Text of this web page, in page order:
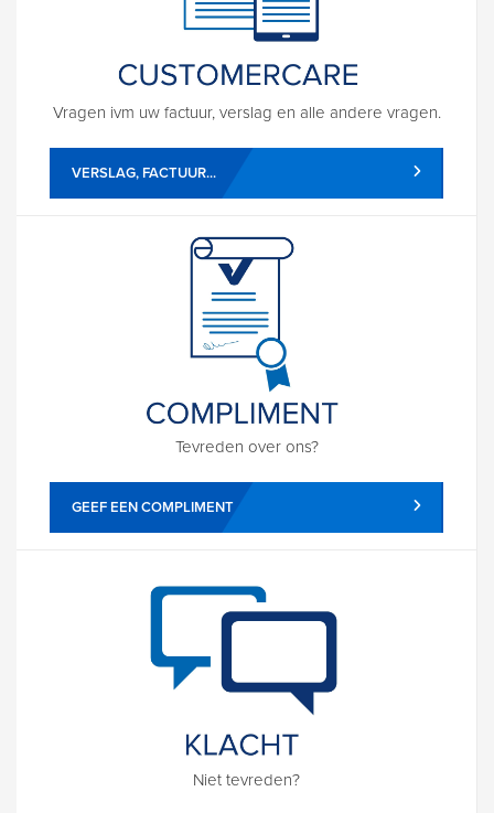
Vragen ivm uw factuur, verslag en alle andere vragen.
VERSLAG, FACTUUR...
Tevreden over ons?
GEEF EEN COMPLIMENT
Niet tevreden?